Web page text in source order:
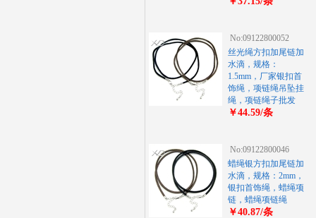
No:09122800052
丝光绳方扣加尾链加
水滴，规格：
1.5mm，厂家银扣首
饰绳，项链绳吊坠挂
绳，项链绳子批发
￥44.59/条
No:09122800046
蜡绳银方扣加尾链加
水滴，规格：2mm，
银扣首饰绳，蜡绳项
链，蜡绳项链绳
￥40.87/条